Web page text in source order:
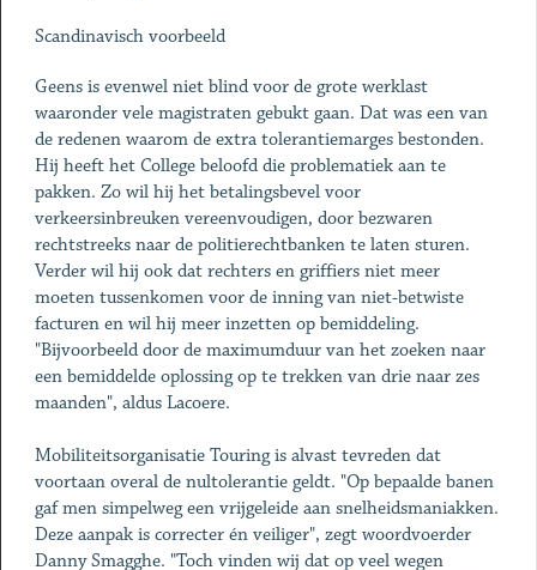
Scandinavisch voorbeeld
Geens is evenwel niet blind voor de grote werklast
waaronder vele magistraten gebukt gaan. Dat was een van
de redenen waarom de extra tolerantiemarges bestonden.
Hij heeft het College beloofd die problematiek aan te
pakken. Zo wil hij het betalingsbevel voor
verkeersinbreuken vereenvoudigen, door bezwaren
rechtstreeks naar de politierechtbanken te laten sturen.
Verder wil hij ook dat rechters en griffiers niet meer
moeten tussenkomen voor de inning van niet-betwiste
facturen en wil hij meer inzetten op bemiddeling.
"Bijvoorbeeld door de maximumduur van het zoeken naar
een bemiddelde oplossing op te trekken van drie naar zes
maanden", aldus Lacoere.
Mobiliteitsorganisatie Touring is alvast tevreden dat
voortaan overal de nultolerantie geldt. "Op bepaalde banen
gaf men simpelweg een vrijgeleide aan snelheidsmaniakken.
Deze aanpak is correcter én veiliger", zegt woordvoerder
Danny Smagghe. "Toch vinden wij dat op veel wegen